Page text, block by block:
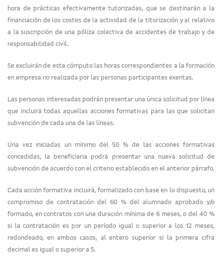
hora de prácticas efectivamente tutorizadas, que se destinarán a la
financiación de los costes de la actividad de la titorización y al relativo
a la suscripción de una póliza colectiva de accidentes de trabajo y de
responsabilidad civil.
Se excluirán de este cómputo las horas correspondientes a la formación
en empresa no realizada por las personas participantes exentas.
Las personas interesadas podrán presentar una única solicitud por línea
que incluirá todas aquellas acciones formativas para las que solicitan
subvención de cada una de las líneas.
Una vez iniciadas un mínimo del 50 % de las acciones formativas
concedidas, la beneficiaria podrá presentar una nueva solicitud de
subvención de acuerdo con el criterio establecido en el anterior párrafo.
Cada acción formativa incluirá, formalizado con base en lo dispuesto, un
compromiso de contratación del 60 % del alumnado aprobado y/o
formado, en contratos con una duración mínima de 6 meses, o del 40 %
si la contratación es por un período igual o superior a los 12 meses,
redondeado, en ambos casos, al entero superior si la primera cifra
decimal es igual o superior a 5.